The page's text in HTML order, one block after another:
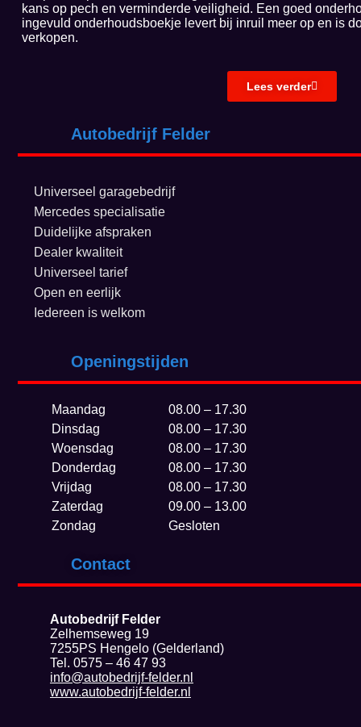
kans op pech en verminderde veiligheid. Een goed
ingevuld onderhoudsboekje levert bij inruil meer op en is
verkopen.
Lees verder
Autobedrijf Felder
Universeel garagebedrijf
Mercedes specialisatie
Duidelijke afspraken
Dealer kwaliteit
Universeel tarief
Open en eerlijk
Iedereen is welkom
Openingstijden
Maandag
08.00 – 17.30
Dinsdag
08.00 – 17.30
Woensdag
08.00 – 17.30
Donderdag
08.00 – 17.30
Vrijdag
08.00 – 17.30
Zaterdag
09.00 – 13.00
Zondag
Gesloten
Contact
Autobedrijf Felder
Zelhemseweg 19
7255PS Hengelo (Gelderland)
Tel. 0575 – 46 47 93
info@autobedrijf-felder.nl
www.autobedrijf-felder.nl